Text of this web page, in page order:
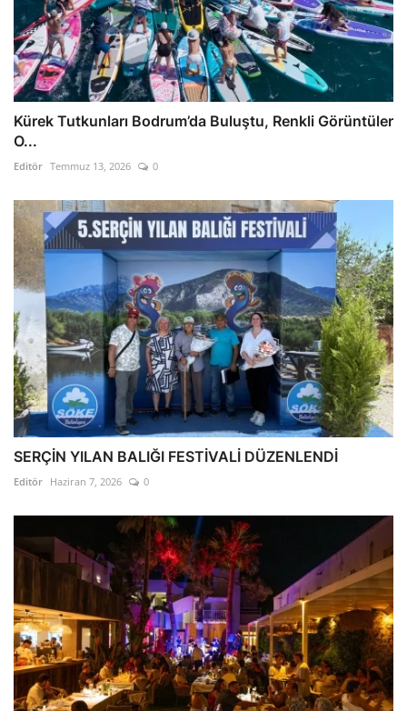
Kürek Tutkunları Bodrum’da Buluştu, Renkli Görüntüler
O...
Editör Temmuz 13, 2026 0
SERÇİN YILAN BALIĞI FESTİVALİ DÜZENLENDİ
Editör Haziran 7, 2026 0